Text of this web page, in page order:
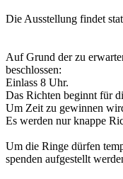
Die Ausstellung findet
Auf Grund der zu
beschlossen:
Einlass 8 Uhr.
Das Richten beginnt für
Um Zeit zu gewinnen
Es werden nur knappe
Um die Ringe dürfen
spenden aufgestellt